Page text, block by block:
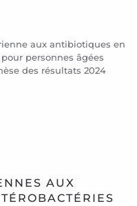
aux antibiotiques en
personnes âgées
des résultats 2024
AUX